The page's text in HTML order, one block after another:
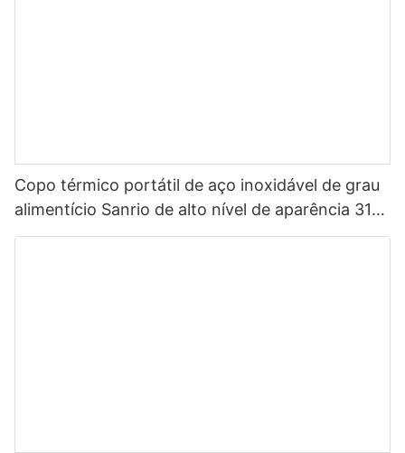
Copo térmico portátil de aço inoxidável de grau
alimentício Sanrio de alto nível de aparência 316
para crianças